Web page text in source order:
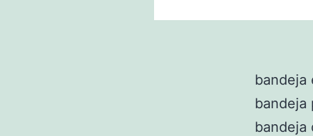
bandeja
bandeja
bandeja